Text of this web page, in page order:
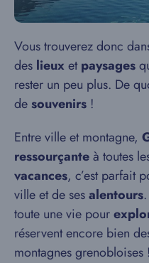
Vous trouverez donc
des lieux etpaysages
rester un peu plus. De
desouvenirs !
Entre ville et montagne,
ressourçanteà toutes
vacances, c’est parfait
ville et de sesalentours
toute une vie pour
réservent encore bien
montagnes grenobloises !